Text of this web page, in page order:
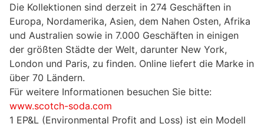
Die Kollektionen sind derzeit in 274 Geschäften in
Europa, Nordamerika, Asien, dem Nahen Osten, Afrika
und Australien sowie in 7.000 Geschäften in einigen
der größten Städte der Welt, darunter New York,
London und Paris, zu finden. Online liefert die Marke in
über 70 Ländern.
Für weitere Informationen besuchen Sie bitte:
www.scotch-soda.com
1 EP&L (Environmental Profit and Loss) ist ein Modell